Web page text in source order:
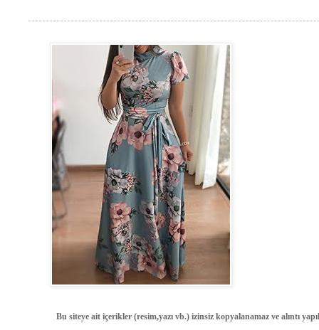
Bu siteye ait içerikler (resim,yazı vb.) izinsiz kopyalanamaz ve alıntı